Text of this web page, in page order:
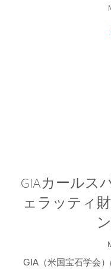
GIAカールス
ェラッティ
GIA（米国宝石学会